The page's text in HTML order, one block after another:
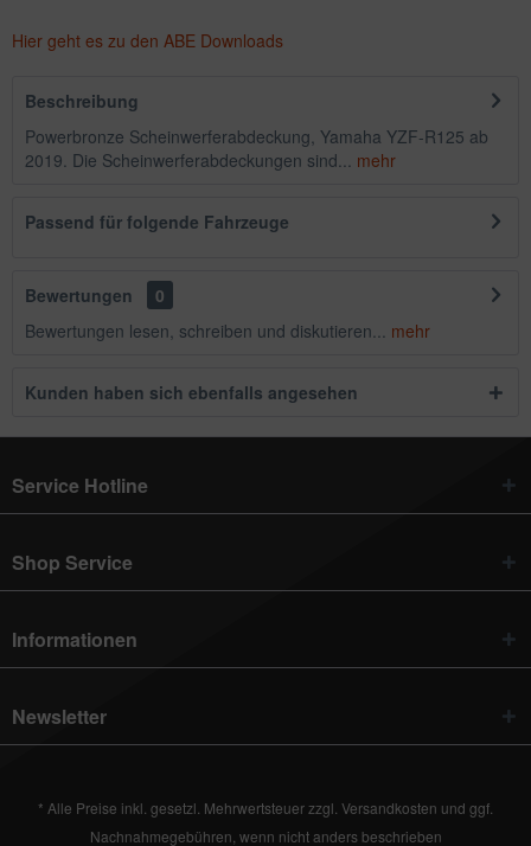
Hier geht es zu den ABE Downloads
Beschreibung
Powerbronze Scheinwerferabdeckung, Yamaha YZF-R125 ab
2019. Die Scheinwerferabdeckungen sind... mehr
Passend für folgende Fahrzeuge
Bewertungen
0
Bewertungen lesen, schreiben und diskutieren... mehr
Kunden haben sich ebenfalls angesehen
Service Hotline
Shop Service
Informationen
Newsletter
* Alle Preise inkl. gesetzl. Mehrwertsteuer zzgl. Versandkosten und ggf.
Nachnahmegebühren, wenn nicht anders beschrieben